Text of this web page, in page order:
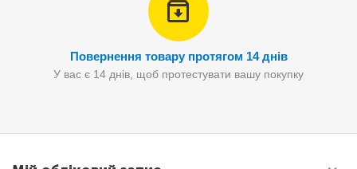
Повернення товару протягом 14 днів
У вас є 14 днів, щоб протестувати вашу покупку